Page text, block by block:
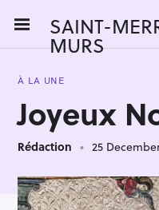
i
SAINT-
MURS
À LA UNE
Joyeux
Rédaction 25